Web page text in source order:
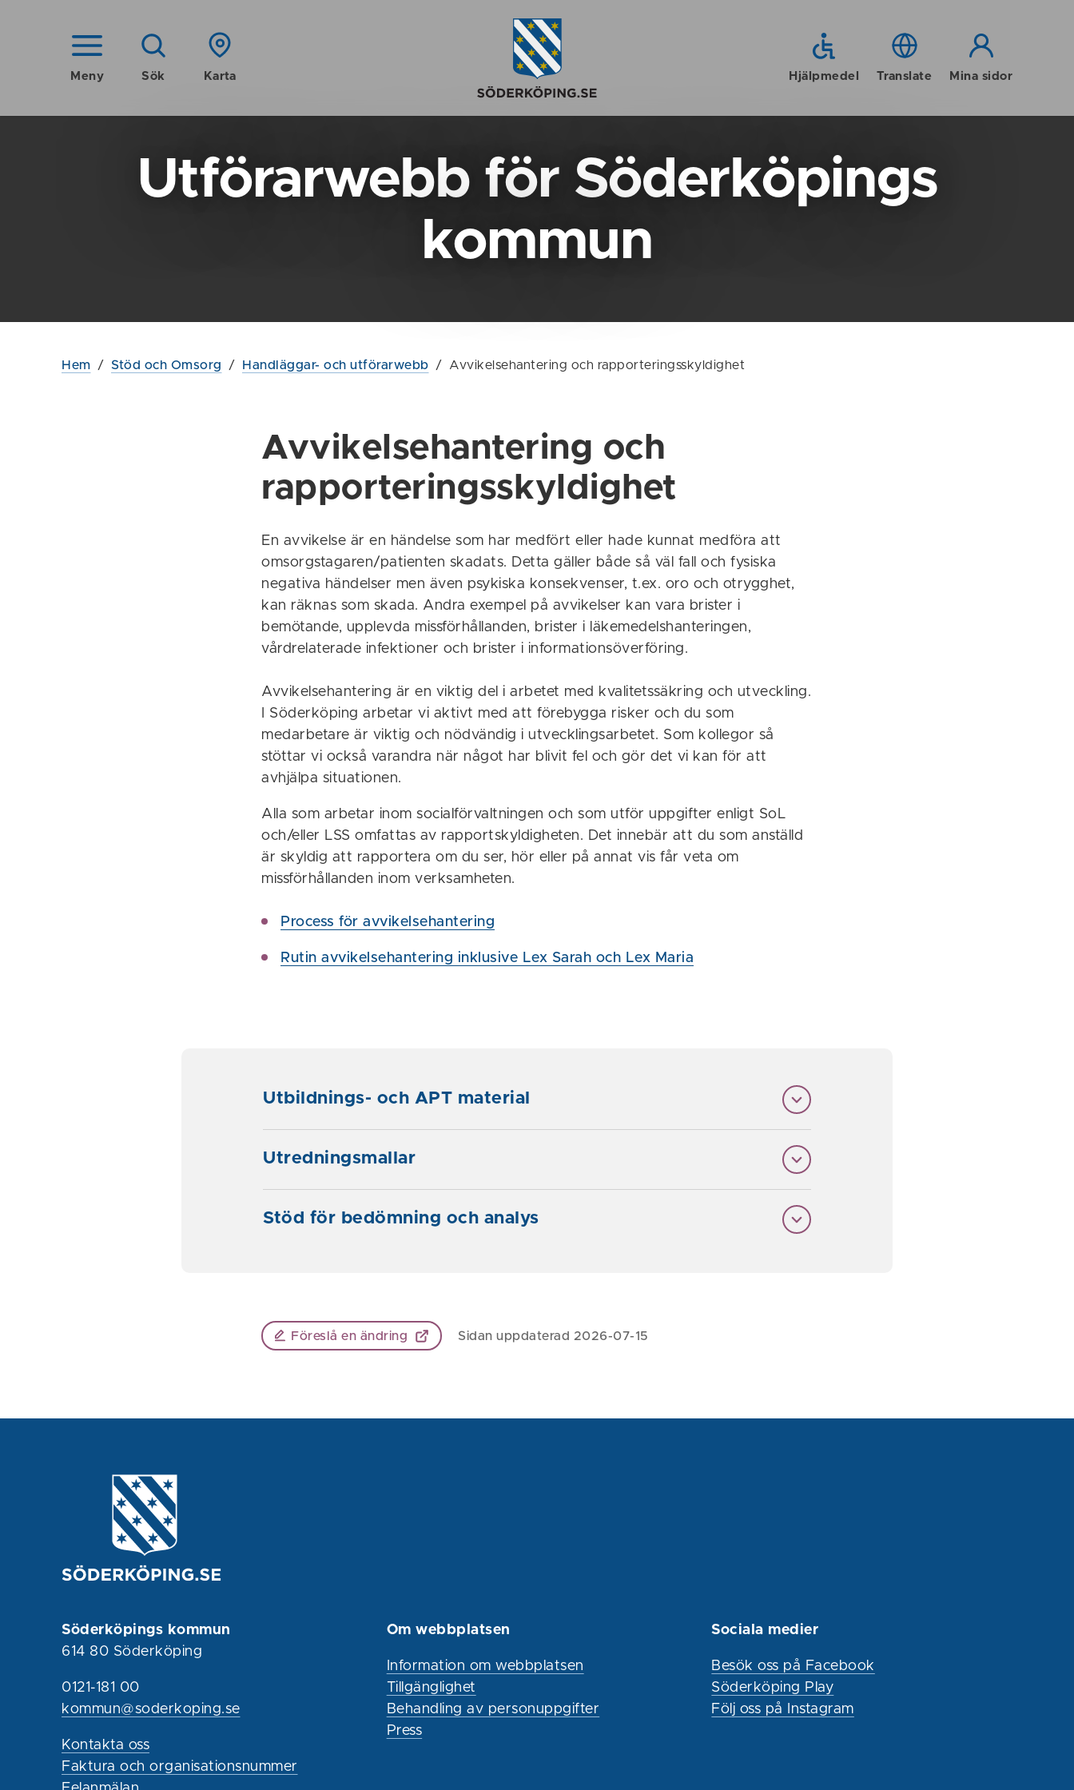
Meny Sök Karta Hjälpmedel Translate Mina sidor
Utförarwebb för Söderköpings
kommun
Hem / Stöd och Omsorg / Handläggar- och utförarwebb / Avvikelsehantering och rapporteringsskyldighet
Avvikelsehantering och
rapporteringsskyldighet
En avvikelse är en händelse som har medfört eller hade kunnat medföra att
omsorgstagaren/patienten skadats. Detta gäller både så väl fall och fysiska
negativa händelser men även psykiska konsekvenser, t.ex. oro och otrygghet,
kan räknas som skada. Andra exempel på avvikelser kan vara brister i
bemötande, upplevda missförhållanden, brister i läkemedelshanteringen,
vårdrelaterade infektioner och brister i informationsöverföring.
Avvikelsehantering är en viktig del i arbetet med kvalitetssäkring och utveckling.
I Söderköping arbetar vi aktivt med att förebygga risker och du som
medarbetare är viktig och nödvändig i utvecklingsarbetet. Som kollegor så
stöttar vi också varandra när något har blivit fel och gör det vi kan för att
avhjälpa situationen.
Alla som arbetar inom socialförvaltningen och som utför uppgifter enligt SoL
och/eller LSS omfattas av rapportskyldigheten. Det innebär att du som anställd
är skyldig att rapportera om du ser, hör eller på annat vis får veta om
missförhållanden inom verksamheten.
Process för avvikelsehantering
Rutin avvikelsehantering inklusive Lex Sarah och Lex Maria
Utbildnings- och APT material
Utredningsmallar
Stöd för bedömning och analys
Föreslå en ändring Sidan uppdaterad 2026-07-15
Söderköpings kommun
614 80 Söderköping
0121-181 00
kommun@soderkoping.se
Kontakta oss
Faktura och organisationsnummer
Om webbplatsen
Information om webbplatsen
Tillgänglighet
Behandling av personuppgifter
Press
Sociala medier
Besök oss på Facebook
Söderköping Play
Följ oss på Instagram